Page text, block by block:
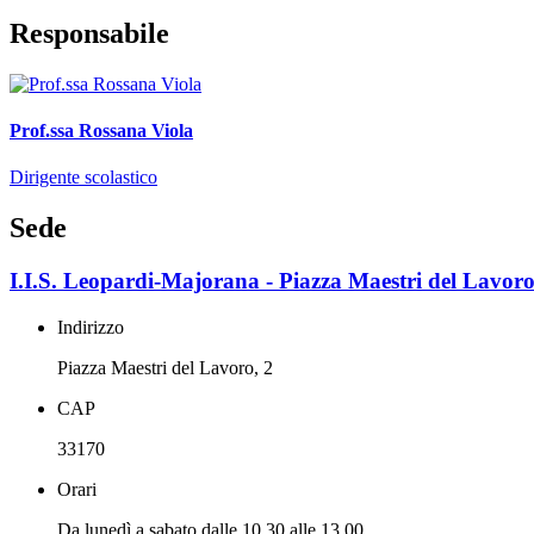
Responsabile
Prof.ssa Rossana Viola
Dirigente scolastico
Sede
I.I.S. Leopardi-Majorana - Piazza Maestri del
Indirizzo
Piazza Maestri del Lavoro, 2
CAP
33170
Orari
Da lunedì a sabato dalle 10.30 alle 13.00